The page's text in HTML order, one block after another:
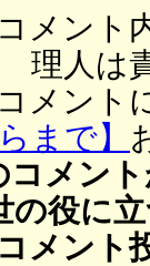
メント
理人は
メント
まで】
コメン
の役に
メント